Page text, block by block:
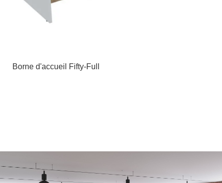
Borne d'accueil Fifty-Full